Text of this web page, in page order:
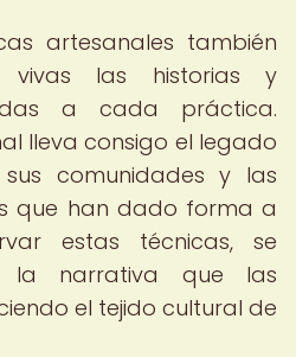
artesanales también
vivas las historias y
a cada práctica.
lleva consigo el legado
comunidades y las
que han dado forma a
estas técnicas, se
la narrativa que las
el tejido cultural de